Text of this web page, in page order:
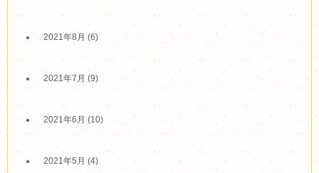
2021年8月 (6)
2021年7月 (9)
2021年6月 (10)
2021年5月 (4)